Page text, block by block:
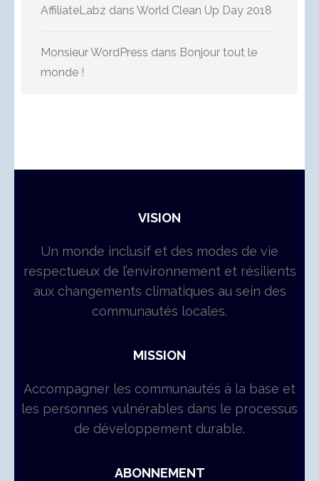
AffiliateLabz dans World Clean Up Day 2018
Monsieur WordPress dans Bonjour tout le
monde !
VISION
Un monde inclusif et des modes de vie
respectueux de l’environnement et résilients
aux changements climatiques au sein des
communautés locales.
MISSION
Accompagner les communautés à la base et
les personnes vulnérables dans le processus
de développement durable.
ABONNEMENT